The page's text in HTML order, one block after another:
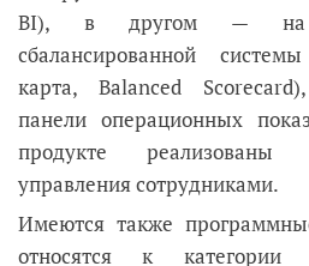
BI), в другом — на
сбалансированной
карта, Balanced
панели операционных
продукте реализованы
управления сотрудниками.
Имеются также
относятся к категории